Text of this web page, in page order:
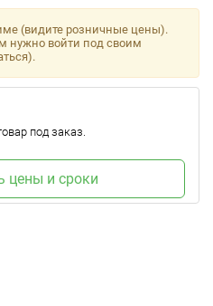
(видите розничные цены).
нужно войти под своим
под заказ.
цены и сроки